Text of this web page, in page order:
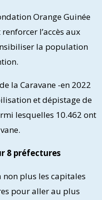
Orange Guinée
l’accès aux
la population
la Caravane -en 2022
et dépistage de
lesquelles 10.462 ont
8 préfectures
plus les capitales
pour aller au plus